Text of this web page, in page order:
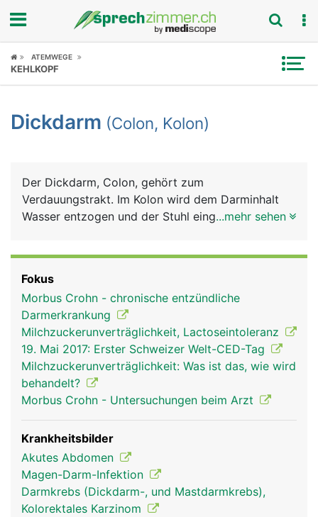
Fokus
Symptome
News
Rubriken
ATEMWEGE
KEHLKOPF
Dickdarm (Colon, Kolon)
Der Dickdarm, Colon, gehört zum
Verdauungstrakt. Im Kolon wird dem Darminhalt
Wasser entzogen und der Stuhl eingedickt, der mit
...mehr sehen
Fokus
Morbus Crohn - chronische entzündliche
Darmerkrankung
Milchzuckerunverträglichkeit, Lactoseintoleranz
19. Mai 2017: Erster Schweizer Welt-CED-Tag
Milchzuckerunverträglichkeit: Was ist das, wie wird
behandelt?
Morbus Crohn - Untersuchungen beim Arzt
Krankheitsbilder
Akutes Abdomen
Magen-Darm-Infektion
Darmkrebs (Dickdarm-, und Mastdarmkrebs),
Kolorektales Karzinom